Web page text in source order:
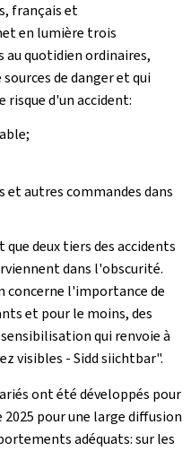
français et
en lumière trois
quotidien ordinaires,
de danger et qui
d'un accident:
et autres commandes dans
deux tiers des accidents
dans l'obscurité.
concerne l'importance de
et pour le moins, des
qui renvoie à
visibles - Sidd siichtbar".
ont été développés pour
pour une large diffusion
adéquats: sur les